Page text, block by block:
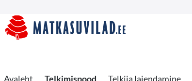
Avaleht Telkimispood Telkija laiendamine